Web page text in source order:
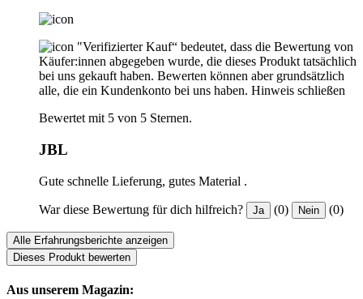
"Verifizierter Kauf“ bedeutet, dass die Bewertung von
Käufer:innen abgegeben wurde, die dieses Produkt tatsächlich
bei uns gekauft haben. Bewerten können aber grundsätzlich
alle, die ein Kundenkonto bei uns haben. Hinweis schließen
Bewertet mit 5 von 5 Sternen.
JBL
Gute schnelle Lieferung, gutes Material .
War diese Bewertung für dich hilfreich? Ja (0) Nein (0)
Alle Erfahrungsberichte anzeigen
Dieses Produkt bewerten
Aus unserem Magazin: